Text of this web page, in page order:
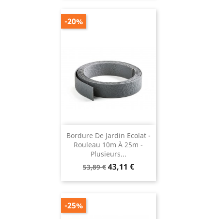
Bordure De Jardin Ecolat -
Rouleau 10m À 25m -
Plusieurs...
Prix
base
53,89 € Prix
43,11 €
-20%
-25%